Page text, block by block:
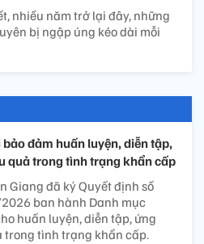
nhiều năm trở lại đây, những
bị ngập úng kéo dài mỗi
đảm huấn luyện, diễn tập,
quả trong tình trạng khẩn cấp
Giang đã ký Quyết định số
ban hành Danh mục
huấn luyện, diễn tập, ứng
trong tình trạng khẩn cấp.